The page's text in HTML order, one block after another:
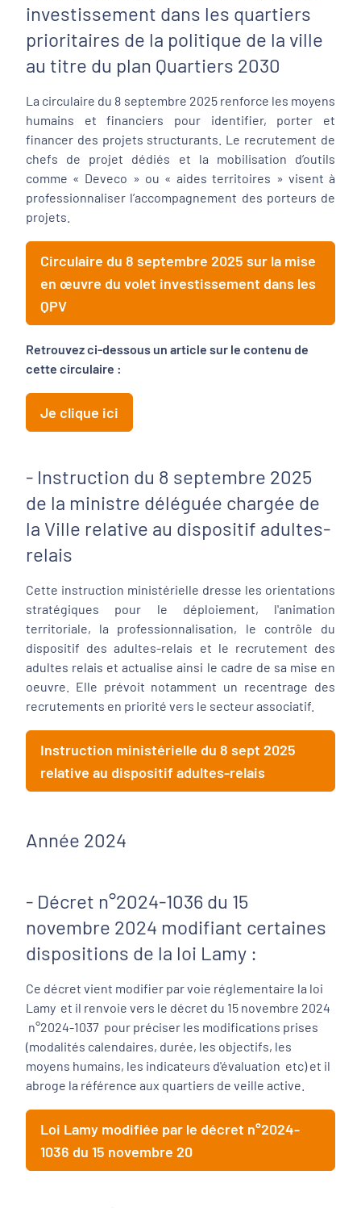
investissement dans les quartiers
prioritaires de la politique de la ville
au titre du plan Quartiers 2030
La circulaire du 8 septembre 2025 renforce les moyens
humains et financiers pour identifier, porter et
financer des projets structurants. Le recrutement de
chefs de projet dédiés et la mobilisation d’outils
comme « Deveco » ou « aides territoires » visent à
professionnaliser l’accompagnement des porteurs de
projets.
Circulaire du 8 septembre 2025 sur la mise
en œuvre du volet investissement dans les
QPV
Retrouvez ci-dessous un article sur le contenu de
cette circulaire :
Je clique ici
- Instruction du 8 septembre 2025
de la ministre déléguée chargée de
la Ville relative au dispositif adultes-
relais
Cette instruction ministérielle dresse les orientations
stratégiques pour le déploiement, l'animation
territoriale, la professionnalisation, le contrôle du
dispositif des adultes-relais et le recrutement des
adultes relais et actualise ainsi le cadre de sa mise en
oeuvre. Elle prévoit notamment un recentrage des
recrutements en priorité vers le secteur associatif.
Instruction ministérielle du 8 sept 2025
relative au dispositif adultes-relais
Année 2024
- Décret n°2024-1036 du 15
novembre 2024 modifiant certaines
dispositions de la loi Lamy :
Ce décret vient modifier par voie réglementaire la loi
Lamy et il renvoie vers le décret du 15 novembre 2024
n°2024-1037 pour préciser les modifications prises
(modalités calendaires, durée, les objectifs, les
moyens humains, les indicateurs d'évaluation etc) et il
abroge la référence aux quartiers de veille active.
Loi Lamy modifiée par le décret n°2024-
1036 du 15 novembre 20